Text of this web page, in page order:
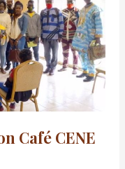
Café CENE